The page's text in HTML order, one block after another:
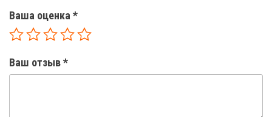
Ваша оценка *
Ваш отзыв*